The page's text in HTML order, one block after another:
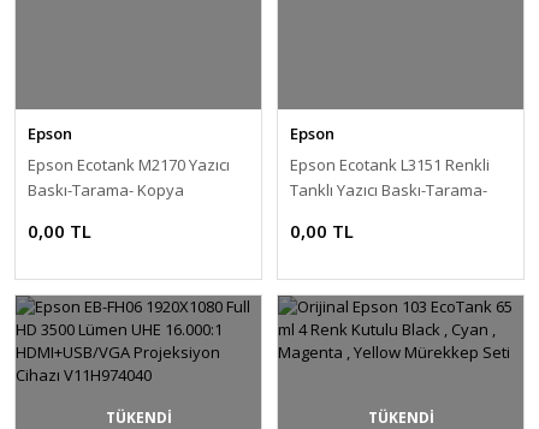
Epson
Epson Ecotank M2170 Yazıcı
Baskı-Tarama- Kopya
0,00 TL
Epson
Epson Ecotank L3151 Renkli
Tanklı Yazıcı Baskı-Tarama-
) + ORİJİNAL EPSON 4 x 65 ml +
0,00 TL
TÜKENDİ TÜKENDİ